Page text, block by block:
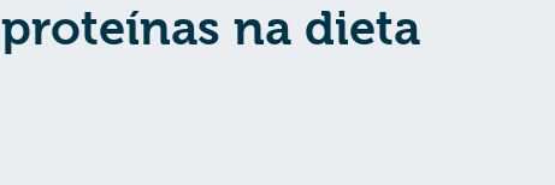
proteínas na dieta